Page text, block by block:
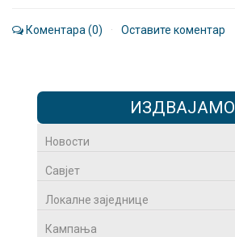
Коментара (0) · Оставите коментар
ИЗДВАЈАМО
Новости
Савјет
Локалне заједнице
Кампања